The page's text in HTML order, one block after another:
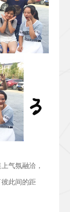
气氛融洽，
此间的距